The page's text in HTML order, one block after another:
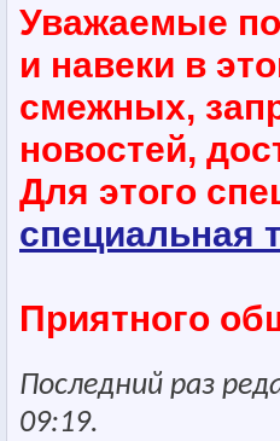
Уважаемые
и навеки в
смежных,
новостей,
Для этого
специальная
Приятного
Последний раз
09:19.